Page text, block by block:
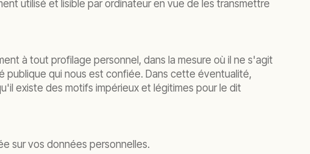
utilisé et lisible par ordinateur en vue de les transmettre
à tout profilage personnel, dans la mesure où il ne s'agit
qui nous est confiée. Dans cette éventualité,
existe des motifs impérieux et légitimes pour le dit
sur vos données personnelles.